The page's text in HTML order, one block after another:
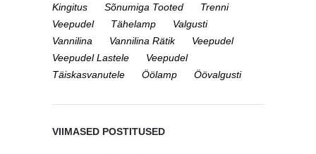
Kingitus
Sõnumiga Tooted
Trenni
Veepudel
Tähelamp
Valgusti
Vannilina
Vannilina Rätik
Veepudel
Veepudel Lastele
Veepudel
Täiskasvanutele
Öölamp Öövalgusti
VIIMASED POSTITUSED